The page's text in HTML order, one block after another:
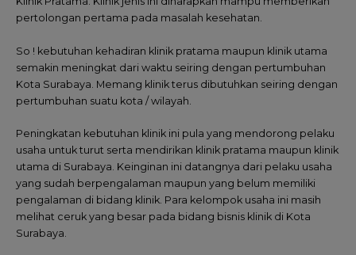
pertolongan pertama pada masalah kesehatan.
So ! kebutuhan kehadiran klinik pratama maupun klinik utama
semakin meningkat dari waktu seiring dengan pertumbuhan
Kota Surabaya. Memang klinik terus dibutuhkan seiring dengan
pertumbuhan suatu kota / wilayah.
Peningkatan kebutuhan klinik ini pula yang mendorong pelaku
usaha untuk turut serta mendirikan klinik pratama maupun klinik
utama di Surabaya. Keinginan ini datangnya dari pelaku usaha
yang sudah berpengalaman maupun yang belum memiliki
pengalaman di bidang klinik. Para kelompok usaha ini masih
melihat ceruk yang besar pada bidang bisnis klinik di Kota
Surabaya.